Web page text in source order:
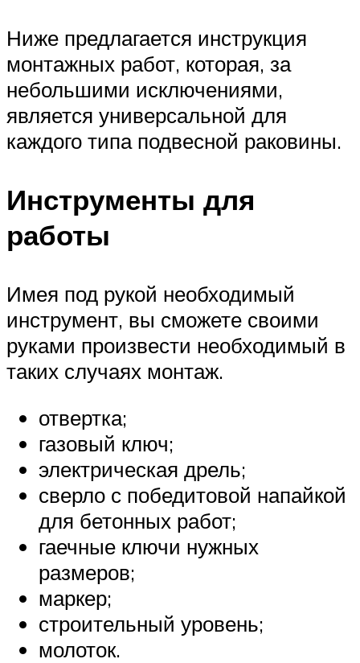
Ниже предлагается инструкция
монтажных работ, которая, за
небольшими исключениями,
является универсальной для
каждого типа подвесной раковины.
Инструменты для
работы
Имея под рукой необходимый
инструмент, вы сможете своими
руками произвести необходимый в
таких случаях монтаж.
отвертка;
газовый ключ;
электрическая дрель;
сверло с победитовой напайкой
для бетонных работ;
гаечные ключи нужных
размеров;
маркер;
строительный уровень;
молоток.